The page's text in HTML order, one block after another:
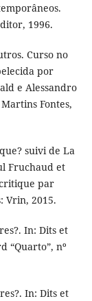
1996.
Curso no
por
e Alessandro
Fontes,
suivi de La
Fruchaud et
par
Vrin, 2015.
In: Dits et
“Quarto”, nº
In: Dits et